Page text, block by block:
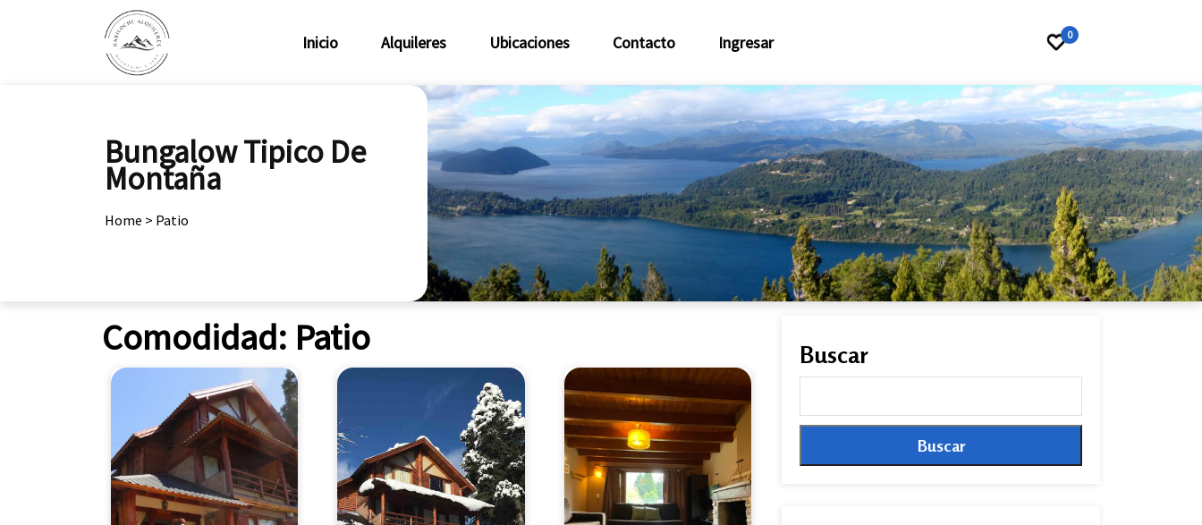
Inicio Alquileres Ubicaciones Contacto Ingresar 0
Bungalow Tipico De
Montaña
Home > Patio
Comodidad: Patio Buscar
Buscar